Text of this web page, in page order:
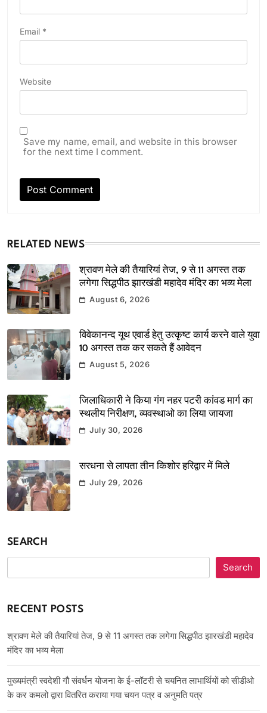
Email *
Website
Save my name, email, and website in this browser
for the next time I comment.
RELATED NEWS
श्रावण मेले की तैयारियां तेज, 9 से 11 अगस्त तक
लगेगा सिद्धपीठ झारखंडी महादेव मंदिर का भव्य मेला
August 6, 2026
विवेकानन्द यूथ एवार्ड हेतु उत्कृष्ट कार्य करने वाले युवा
10 अगस्त तक कर सकते हैं आवेदन
August 5, 2026
जिलाधिकारी ने किया गंग नहर पटरी कांवड मार्ग का
स्थलीय निरीक्षण, व्यवस्थाओ का लिया जायजा
July 30, 2026
सरधना से लापता तीन किशोर हरिद्वार में मिले
July 29, 2026
SEARCH
Search
RECENT POSTS
श्रावण मेले की तैयारियां तेज, 9 से 11 अगस्त तक लगेगा सिद्धपीठ झारखंडी महादेव
मंदिर का भव्य मेला
मुख्यमंत्री स्वदेशी गौ संवर्धन योजना के ई-लॉटरी से चयनित लाभार्थियों को सीडीओ
के कर कमलो द्वारा वितरित कराया गया चयन पत्र व अनुमति पत्र